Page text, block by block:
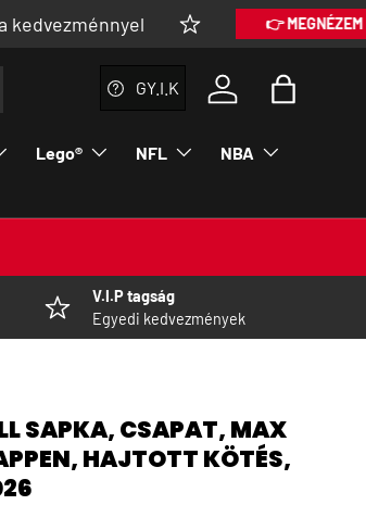
👉 MEGNÉZEM
GY.I.K
Bejelentkezés a
Táska
Lego® NFL NBA
V.I.P tagság
Egyedi kedvezmények
SAPKA, CSAPAT, MAX
HAJTOTT KÖTÉS,